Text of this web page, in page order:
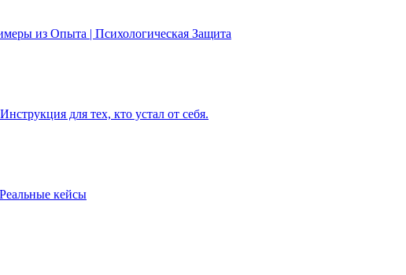
из Опыта | Психологическая Защита
для тех, кто устал от себя.
кейсы